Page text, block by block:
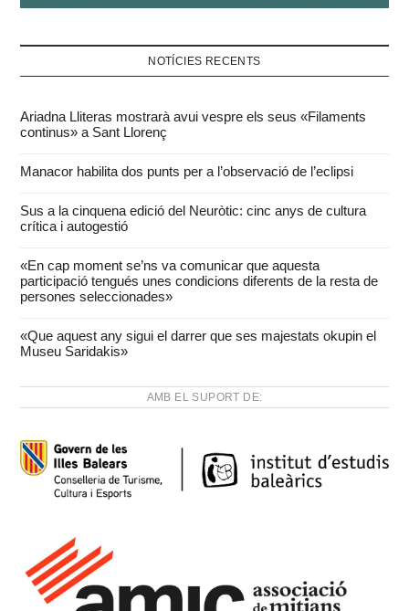
NOTÍCIES RECENTS
Ariadna Lliteras mostrarà avui vespre els seus «Filaments
continus» a Sant Llorenç
Manacor habilita dos punts per a l’observació de l’eclipsi
Sus a la cinquena edició del Neuròtic: cinc anys de cultura
crítica i autogestió
«En cap moment se’ns va comunicar que aquesta
participació tengués unes condicions diferents de la resta de
persones seleccionades»
«Que aquest any sigui el darrer que ses majestats okupin el
Museu Saridakis»
AMB EL SUPORT DE: